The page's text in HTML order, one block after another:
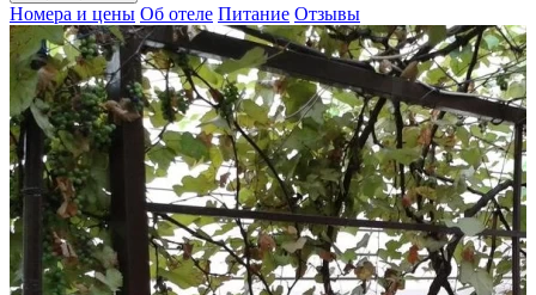
Номера и цены Об отеле Питание Отзывы